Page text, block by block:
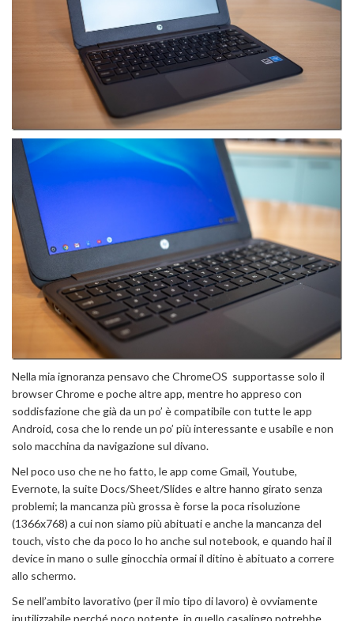
Nella mia ignoranza pensavo che ChromeOS supportasse solo il
browser Chrome e poche altre app, mentre ho appreso con
soddisfazione che già da un po’ è compatibile con tutte le app
Android, cosa che lo rende un po’ più interessante e usabile e non
solo macchina da navigazione sul divano.
Nel poco uso che ne ho fatto, le app come Gmail, Youtube,
Evernote, la suite Docs/Sheet/Slides e altre hanno girato senza
problemi; la mancanza più grossa è forse la poca risoluzione
(1366x768) a cui non siamo più abituati e anche la mancanza del
touch, visto che da poco lo ho anche sul notebook, e quando hai il
device in mano o sulle ginocchia ormai il ditino è abituato a correre
allo schermo.
Se nell’ambito lavorativo (per il mio tipo di lavoro) è ovviamente
inutilizzabile perché poco potente, in quello casalingo potrebbe